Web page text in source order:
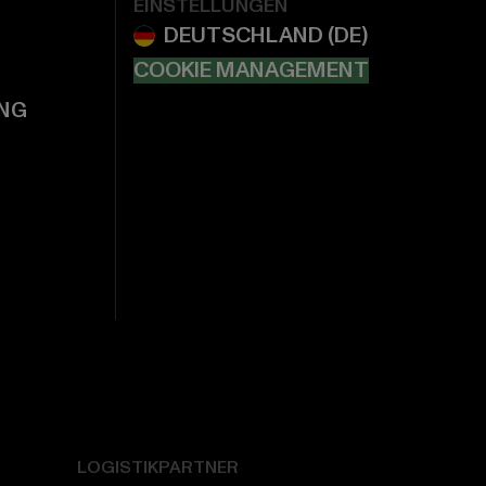
EINSTELLUNGEN
COOKIE MANAGEMENT
LOGISTIKPARTNER